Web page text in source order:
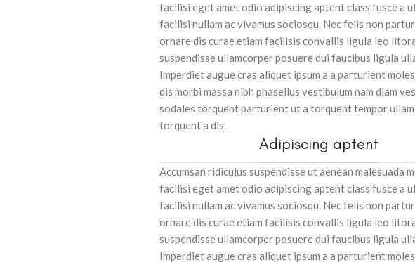
facilisi eget amet odio adipiscing aptent class fusce a
facilisi nullam ac vivamus sociosqu. Nec felis non
ornare dis curae etiam facilisis convallis ligula leo
suspendisse ullamcorper posuere dui faucibus ligula
Imperdiet augue cras aliquet ipsum a a parturient
dis morbi massa nibh phasellus vestibulum nam diam
sodales torquent parturient ut a torquent tempor
torquent a dis.
Adipiscing aptent
Accumsan ridiculus suspendisse ut aenean malesuada
facilisi eget amet odio adipiscing aptent class fusce a
facilisi nullam ac vivamus sociosqu. Nec felis non
ornare dis curae etiam facilisis convallis ligula leo
suspendisse ullamcorper posuere dui faucibus ligula
Imperdiet augue cras aliquet ipsum a a parturient